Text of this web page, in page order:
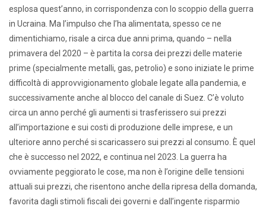
esplosa quest’anno, in corrispondenza con lo scoppio della guerra
in Ucraina. Ma l’impulso che l’ha alimentata, spesso ce ne
dimentichiamo, risale a circa due anni prima, quando – nella
primavera del 2020 – è partita la corsa dei prezzi delle materie
prime (specialmente metalli, gas, petrolio) e sono iniziate le prime
difficoltà di approvvigionamento globale legate alla pandemia, e
successivamente anche al blocco del canale di Suez. C’è voluto
circa un anno perché gli aumenti si trasferissero sui prezzi
all’importazione e sui costi di produzione delle imprese, e un
ulteriore anno perché si scaricassero sui prezzi al consumo. È quel
che è successo nel 2022, e continua nel 2023. La guerra ha
ovviamente peggiorato le cose, ma non è l’origine delle tensioni
attuali sui prezzi, che risentono anche della ripresa della domanda,
favorita dagli stimoli fiscali dei governi e dall’ingente risparmio